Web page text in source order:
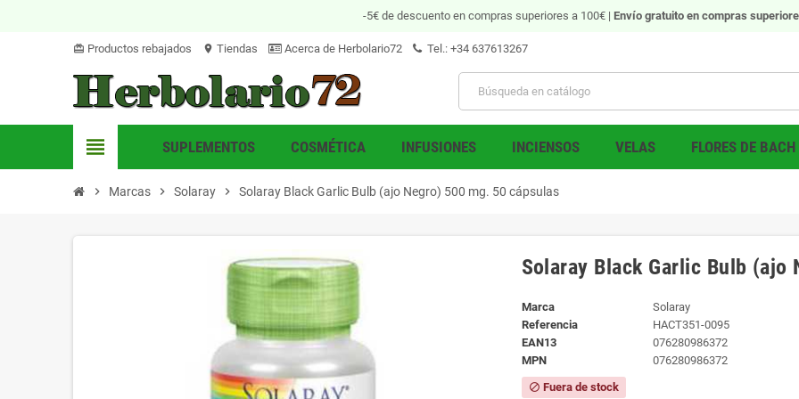
-5€ de descuento en compras superiores a 100€ | Envío gratuitoen compras
card_giftcard Productos rebajados location_on Tiendas Acerca de Herbolario72 Tel.: +34 637613267
view_headline SUPLEMENTOS COSMÉTICA INFUSIONES INCIENSOS VELAS FLORES DE BACH
chevron_right Marcas chevron_right Solaray chevron_right Solaray Black Garlic Bulb (ajo Negro) 500 mg. 50 cápsulas
Solaray Black Garlic Bulb (ajo
Marca
Solaray
Referencia
HACT351-0095
EAN13
076280986372
MPN
076280986372
block Fuera de stock